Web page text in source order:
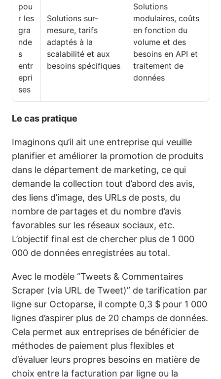
pou
r les
gra
nde
s
entr
epri
ses
Solutions sur-
mesure, tarifs
adaptés à la
scalabilité et aux
besoins spécifiques
Solutions
modulaires, coûts
en fonction du
volume et des
besoins en API et
traitement de
données
Le cas pratique
Imaginons qu’il ait une entreprise qui veuille
planifier et améliorer la promotion de produits
dans le département de marketing, ce qui
demande la collection tout d’abord des avis,
des liens d’image, des URLs de posts, du
nombre de partages et du nombre d’avis
favorables sur les réseaux sociaux, etc.
L’objectif final est de chercher plus de 1 000
000 de données enregistrées au total.
Avec le modèle “Tweets & Commentaires
Scraper (via URL de Tweet)” de tarification par
ligne sur Octoparse, il compte 0,3 $ pour 1 000
lignes d’aspirer plus de 20 champs de données.
Cela permet aux entreprises de bénéficier de
méthodes de paiement plus flexibles et
d’évaluer leurs propres besoins en matière de
choix entre la facturation par ligne ou la